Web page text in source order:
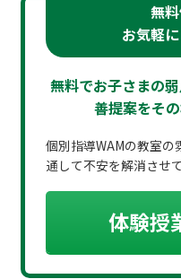
無
お気軽
無料でお子さまの
善提案をそ
個別指導WAMの教室
通して不安を解消させ
体験授